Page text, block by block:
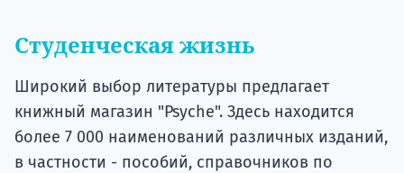
Студенческая жизнь
Широкий выбор литературы предлагает
книжный магазин "Psyche". Здесь находится
более 7 000 наименований различных изданий,
в частности - пособий, справочников по